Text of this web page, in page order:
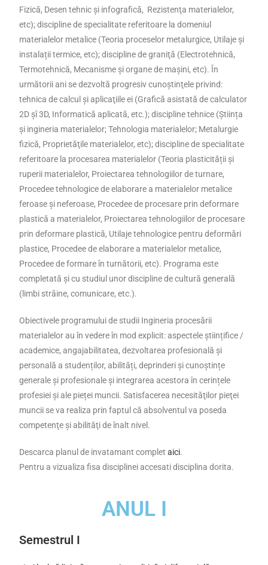
Fizică, Desen tehnic și infografică, Rezistenţa materialelor,
etc); discipline de specialitate referitoare la domeniul
materialelor metalice (Teoria proceselor metalurgice, Utilaje și
instalații termice, etc); discipline de graniţă (Electrotehnică,
Termotehnică, Mecanisme şi organe de maşini, etc). În
următorii ani se dezvoltă progresiv cunoştinţele privind:
tehnica de calcul şi aplicaţiile ei (Grafică asistată de calculator
2D şî 3D, Informatică aplicată, etc.); discipline tehnice (Știința
și ingineria materialelor; Tehnologia materialelor; Metalurgie
fizică, Proprietăţile materialelor, etc); discipline de specialitate
referitoare la procesarea materialelor (Teoria plasticității și
ruperii materialelor, Proiectarea tehnologiilor de turnare,
Procedee tehnologice de elaborare a materialelor metalice
feroase şi neferoase, Procedee de procesare prin deformare
plastică a materialelor, Proiectarea tehnologiilor de procesare
prin deformare plastică, Utilaje tehnologice pentru deformări
plastice, Procedee de elaborare a materialelor metalice,
Procedee de formare în turnătorii, etc). Programa este
completată şi cu studiul unor discipline de cultură generală
(limbi străine, comunicare, etc.).
Obiectivele programului de studii Ingineria procesării
materialelor au în vedere în mod explicit: aspectele științifice /
academice, angajabilitatea, dezvoltarea profesională și
personală a studenților, abilități, deprinderi și cunoștințe
generale și profesionale și integrarea acestora în cerințele
profesiei și ale pieței muncii. Satisfacerea necesităţilor pieţei
muncii se va realiza prin faptul că absolventul va poseda
competenţe şi abilităţi de înalt nivel.
Descarca planul de invatamant completaici.
Pentru a vizualiza fisa disciplinei accesati disciplina dorita.
ANUL I
Semestrul I